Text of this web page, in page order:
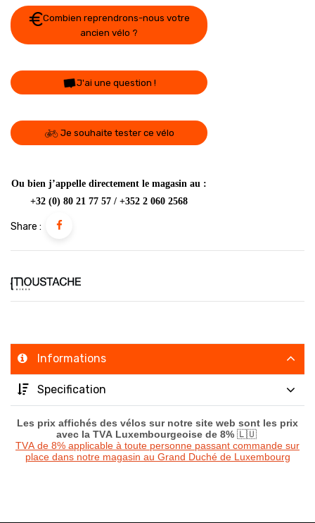
Combien reprendrons-nous votre
ancien vélo ?
J'ai une question !
Je souhaite tester ce vélo
Ou bien j’appelle directement le magasin au :
+32 (0) 80 21 77 57 / +352 2 060 2568
Share :
Informations
Specification
Les prix affichés des vélos sur notre site web sont les prix
avec la TVA Luxembourgeoise de 8% 🇱🇺
TVA de 8% applicable à toute personne passant commande sur
place dans notre magasin au Grand Duché de Luxembourg